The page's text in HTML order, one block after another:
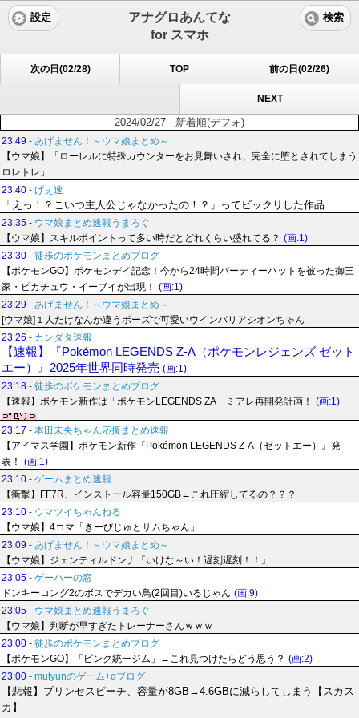
アナグロあんてな
for スマホ
設定 検索
次の日(02/28) TOP 前の日(02/26)
NEXT
2024/02/27 - 新着順(デフォ)
23:49 - あげません！～ウマ娘まとめ～
【ウマ娘】「ローレルに特殊カウンターをお見舞いされ、完全に堕とされてしまう
ロレトレ」
23:40 - げぇ速
「えっ！？こいつ主人公じゃなかったの！？」ってビックリした作品
23:35 - ウマ娘まとめ速報うまろぐ
【ウマ娘】スキルポイントって多い時だとどれくらい盛れてる？ (画:1)
23:30 - 徒歩のポケモンまとめブログ
【ポケモンGO】ポケモンデイ記念！今から24時間パーティーハットを被った御三
家・ピカチュウ・イーブイが出現！
(画:1)
23:29 - あげません！～ウマ娘まとめ～
[ウマ娘]１人だけなんか違うポーズで可愛いウインバリアシオンちゃん
23:26 - カンダタ速報
【速報】『Pokémon LEGENDS Z-A（ポケモンレジェンズ ゼット
エー）』2025年世界同時発売 (画:1)
23:18 - 徒歩のポケモンまとめブログ
【速報】ポケモン新作は「ポケモンLEGENDS ZA」ミアレ再開発計画！
(画:1)
23:17 - 本田未央ちゃん応援まとめ速報
【アイマス学園】ポケモン新作『Pokémon LEGENDS Z-A（ゼットエー）』発
表！
(画:1)
23:10 - ゲームまとめ速報
【衝撃】FF7R、インストール容量150GB←これ圧縮してるの？？？
23:10 - ウマツイちゃんねる
【ウマ娘】4コマ「きーびじゅとサムちゃん」
23:09 - あげません！～ウマ娘まとめ～
【ウマ娘】ジェンティルドンナ『いけな～い！遅刻遅刻！！』
23:05 - ゲーハーの窓
ドンキーコング2のボスでデカい鳥(2回目)いるじゃん (画:9)
23:05 - ウマ娘まとめ速報うまろぐ
【ウマ娘】判断が早すぎたトレーナーさんｗｗｗ
23:00 - 徒歩のポケモンまとめブログ
【ポケモンGO】「ピンク統一ジム」←これ見つけたらどう思う？ (画:2)
23:00 - mutyunのゲーム+αブログ
【悲報】プリンセスピーチ、容量が8GB→4.6GBに減らしてしまう【スカス
カ】